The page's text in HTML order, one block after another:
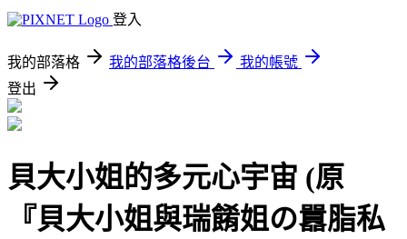
登入
我的部落格 我的部落格後台
我的帳號
登出
貝大小姐的多元心宇宙 (原
『貝大小姐與瑞餚姐の囂脂私